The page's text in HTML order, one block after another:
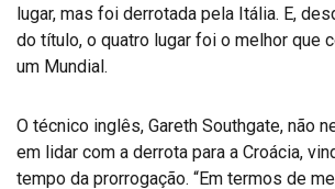
lugar, mas foi derrotada pela Itália. E,
do título, o quatro lugar foi o melhor que
um Mundial.
O técnico inglês, Gareth Southgate, não
em lidar com a derrota para a Croácia,
tempo da prorrogação. “Em termos de